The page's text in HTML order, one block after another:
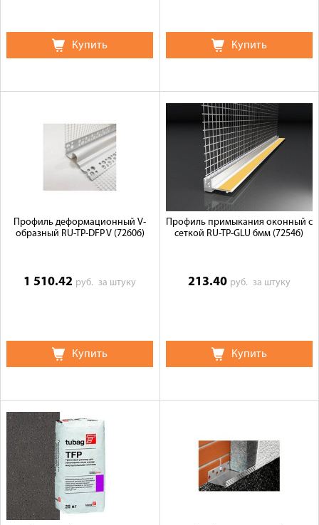
Купить Купить
Профиль деформационный V-
образный RU-TP-DFP V (72606)
1 510.42 руб.за штуку
Купить
Профиль примыкания оконный с
сеткой RU-TP-GLU 6мм (72546)
213.40 руб. за штуку
Купить